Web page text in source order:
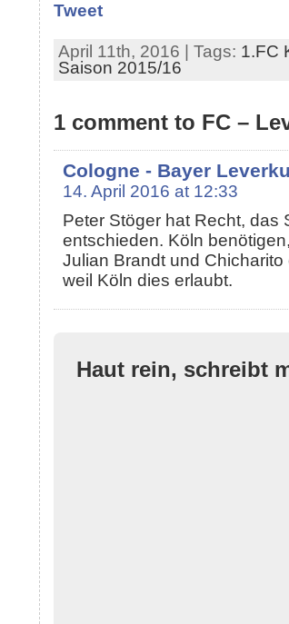
Tweet
April 11th, 2016 | Tags: 1.FC
Saison 2015/16
1 comment to FC –
Cologne - Bayer
14. April 2016 at 12:33
Peter Stöger hat Recht, das
entschieden. Köln
Julian Brandt und
weil Köln dies erlaubt.
Haut rein, schreibt